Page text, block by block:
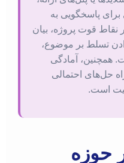
پاسخگویی به
نقاط قوت پروژه، بیان
تسلط بر موضوع،
همچنین، آمادگی
حل‌های احتمالی
است.
حوزه